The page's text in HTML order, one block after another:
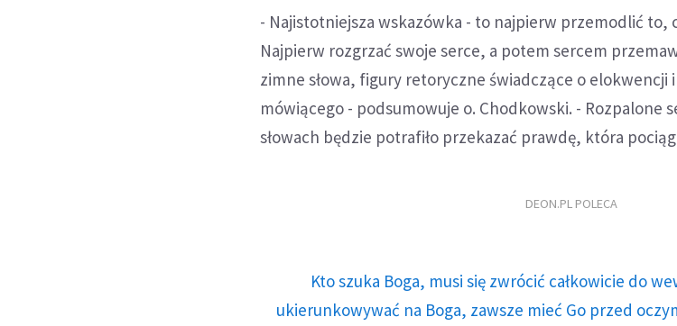
- Najistotniejsza wskazówka - to najpierw przemodlić to,
Najpierw rozgrzać swoje serce, a potem sercem
zimne słowa, figury retoryczne świadczące o elokwencji
mówiącego - podsumowuje o. Chodkowski. - Rozpalone
słowach będzie potrafiło przekazać prawdę, która
DEON.PL POLECA
Kto szuka Boga, musi się zwrócić całkowicie do
ukierunkowywać na Boga, zawsze mieć Go przed